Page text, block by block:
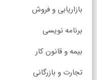
بازاریابی و فروش
برنامه نویسی
بیمه و قانون کار
تجارت و بازرگانی